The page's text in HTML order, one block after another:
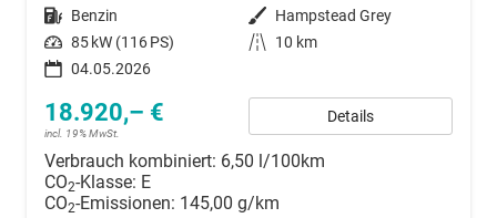
Kraftstoff Benzin Außenfarbe Hampstead Grey
Leistung 85 kW (116 PS) Kilometerstand
10 km
04.05.2026
18.920,– €
incl. 19% MwSt.
Details
Verbrauch kombiniert: 6,50 l/100km
CO2-Klasse: E
CO2-Emissionen: 145,00 g/km